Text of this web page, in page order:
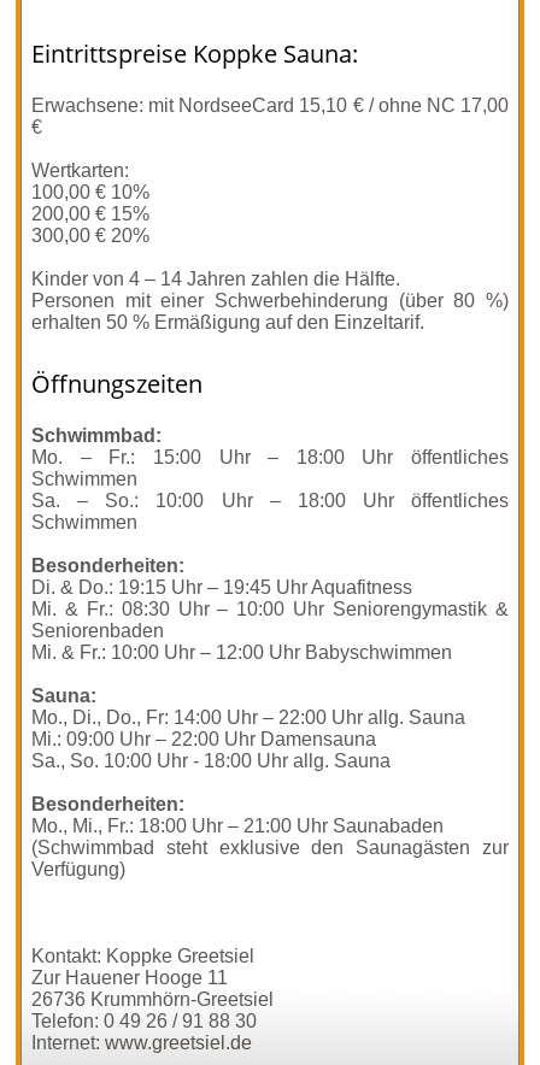
Eintrittspreise Koppke Sauna:
Erwachsene: mit NordseeCard 15,10 € / ohne NC 17,00
€
Wertkarten:
100,00 € 10%
200,00 € 15%
300,00 € 20%
Kinder von 4 – 14 Jahren zahlen die Hälfte.
Personen mit einer Schwerbehinderung (über 80 %)
erhalten 50 % Ermäßigung auf den Einzeltarif.
Öffnungszeiten
Schwimmbad:
Mo. – Fr.: 15:00 Uhr – 18:00 Uhr öffentliches
Schwimmen
Sa. – So.: 10:00 Uhr – 18:00 Uhr öffentliches
Schwimmen
Besonderheiten:
Di. & Do.: 19:15 Uhr – 19:45 Uhr Aquafitness
Mi. & Fr.: 08:30 Uhr – 10:00 Uhr Seniorengymastik &
Seniorenbaden
Mi. & Fr.: 10:00 Uhr – 12:00 Uhr Babyschwimmen
Sauna:
Mo., Di., Do., Fr: 14:00 Uhr – 22:00 Uhr allg. Sauna
Mi.: 09:00 Uhr – 22:00 Uhr Damensauna
Sa., So. 10:00 Uhr - 18:00 Uhr allg. Sauna
Besonderheiten:
Mo., Mi., Fr.: 18:00 Uhr – 21:00 Uhr Saunabaden
(Schwimmbad steht exklusive den Saunagästen zur
Verfügung)
Kontakt: Koppke Greetsiel
Zur Hauener Hooge 11
26736 Krummhörn-Greetsiel
Telefon: 0 49 26 / 91 88 30
Internet:www.greetsiel.de